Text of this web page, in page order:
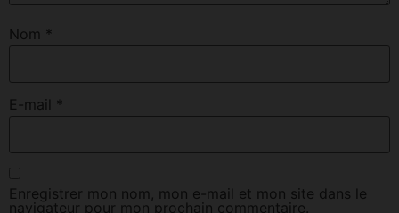
Nom *
E-mail *
Enregistrer mon nom, mon e-mail et mon site dans le
navigateur pour mon prochain commentaire.